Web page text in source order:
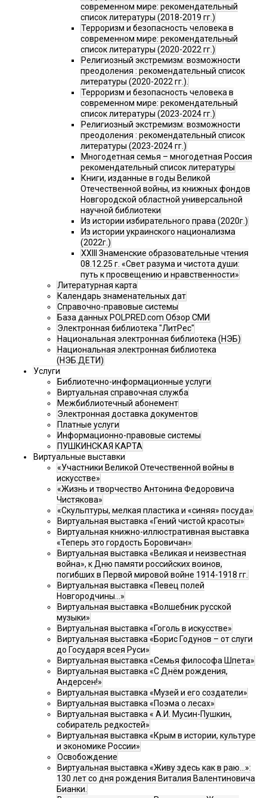
современном мире: рекомендательный
список литературы (2018-2019 гг.)
Терроризм и безопасность человека в
современном мире: рекомендательный
список литературы (2020-2022 гг.)
Религиозный экстремизм: возможности
преодоления : рекомендательный список
литературы (2020-2022 гг.).
Терроризм и безопасность человека в
современном мире: рекомендательный
список литературы (2023-2024 гг.)
Религиозный экстремизм: возможности
преодоления : рекомендательный список
литературы (2023-2024 гг.)
Многодетная семья – многодетная Россия
рекомендательный список литературы
Книги, изданные в годы Великой
Отечественной войны, из книжных фондов
Новгородской областной универсальной
научной библиотеки
Из истории избирательного права (2020г.)
Из истории украинского национализма
(2022г.)
XXIII Знаменские образовательные чтения
08.12.25 г. «Свет разума и чистота души:
путь к просвещению и нравственности»
Литературная карта
Календарь знаменательных дат
Справочно-правовые системы
База данных POLPRED.com Обзор СМИ
Электронная библиотека "ЛитРес"
Национальная электронная библиотека (НЭБ)
Национальная электронная библиотека
(НЭБ.ДЕТИ)
Услуги
Библиотечно-информационные услуги
Виртуальная справочная служба
Межбиблиотечный абонемент
Электронная доставка документов
Платные услуги
Информационно-правовые системы
ПУШКИНСКАЯ КАРТА
Виртуальные выставки
«Участники Великой Отечественной войны в
искусстве»
«Жизнь и творчество Антонина Федоровича
Чистякова»
«Скульптуры, мелкая пластика и «синяя» посуда»
Виртуальная выставка «Гений чистой красоты»
Виртуальная книжно-иллюстративная выставка
«Теперь это гордость Боровичан»
Виртуальная выставка «Великая и неизвестная
война», к Дню памяти российских воинов,
погибших в Первой мировой войне 1914-1918 гг.
Виртуальная выставка «Певец полей
Новгородчины…»
Виртуальная выставка «Волшебник русской
музыки»
Виртуальная выставка «Гоголь в искусстве»
Виртуальная выставка «Борис Годунов – от слуги
до Государя всея Руси»
Виртуальная выставка «Семья философа Шпета»
Виртуальная выставка «С Днём рождения,
Андерсен!»
Виртуальная выставка «Музей и его создатели»
Виртуальная выставка «Поэма о лесах»
Виртуальная выставка « А.И. Мусин-Пушкин,
собиратель редкостей»
Виртуальная выставка «Крым в истории, культуре
и экономике России»
Освобождение
Виртуальная выставка «Живу здесь как в раю…»:
130 лет со дня рождения Виталия Валентиновича
Бианки.